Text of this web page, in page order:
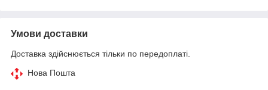
Умови доставки
Доставка здійснюється тільки по передоплаті.
Нова Пошта